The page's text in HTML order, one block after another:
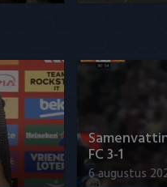
FC 3-1
6 augustus